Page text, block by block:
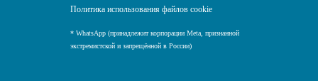
Политика использования файлов cookie
* WhatsApp (принадлежит корпорации Meta, признанной
экстремистской и запрещённой в России)